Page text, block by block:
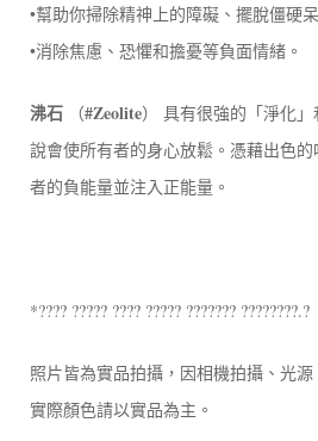
•幫助你掃除精神上的障礙、擺脫僵硬
•消除焦慮、恐懼和擔憂等負面情緒。
沸石 （#Zeolite） 具有很強的「淨化
說會使所有者的身心放鬆。憑藉出色
者的負能量並注入正能量。
*???? ????? ???? ????? ??????? ????????.?
照片皆為實品拍攝，因相機拍攝、光源
實際顏色請以實品為主。